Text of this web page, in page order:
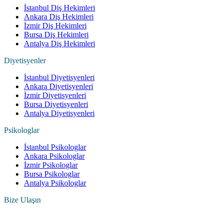
İstanbul Diş Hekimleri
Ankara Diş Hekimleri
İzmir Diş Hekimleri
Bursa Diş Hekimleri
Antalya Diş Hekimleri
Diyetisyenler
İstanbul Diyetisyenleri
Ankara Diyetisyenleri
İzmir Diyetisyenleri
Bursa Diyetisyenleri
Antalya Diyetisyenleri
Psikologlar
İstanbul Psikologlar
Ankara Psikologlar
İzmir Psikologlar
Bursa Psikologlar
Antalya Psikologlar
Bize Ulaşın